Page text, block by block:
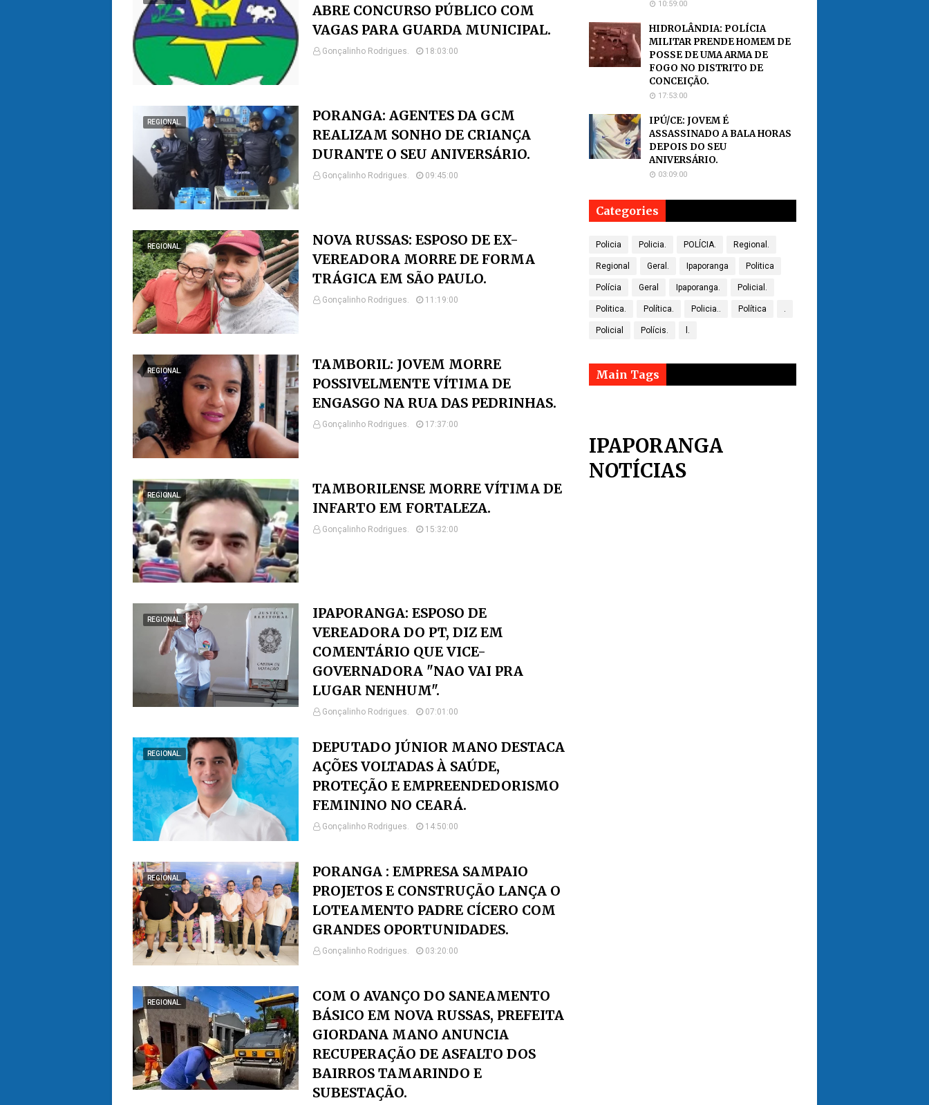
ABRE CONCURSO PÚBLICO COM
VAGAS PARA GUARDA MUNICIPAL.
Gonçalinho Rodrigues. 18:03:00
REGIONAL.
PORANGA: AGENTES DA GCM
REALIZAM SONHO DE CRIANÇA
DURANTE O SEU ANIVERSÁRIO.
Gonçalinho Rodrigues. 09:45:00
REGIONAL.
NOVA RUSSAS: ESPOSO DE EX-
VEREADORA MORRE DE FORMA
TRÁGICA EM SÃO PAULO.
Gonçalinho Rodrigues. 11:19:00
REGIONAL.
TAMBORIL: JOVEM MORRE
POSSIVELMENTE VÍTIMA DE
ENGASGO NA RUA DAS PEDRINHAS.
Gonçalinho Rodrigues. 17:37:00
REGIONAL.
TAMBORILENSE MORRE VÍTIMA DE
INFARTO EM FORTALEZA.
Gonçalinho Rodrigues. 15:32:00
REGIONAL.
IPAPORANGA: ESPOSO DE
VEREADORA DO PT, DIZ EM
COMENTÁRIO QUE VICE-
GOVERNADORA "NAO VAI PRA
LUGAR NENHUM".
Gonçalinho Rodrigues. 07:01:00
REGIONAL.
DEPUTADO JÚNIOR MANO DESTACA
AÇÕES VOLTADAS À SAÚDE,
PROTEÇÃO E EMPREENDEDORISMO
FEMININO NO CEARÁ.
Gonçalinho Rodrigues. 14:50:00
REGIONAL.
PORANGA : EMPRESA SAMPAIO
PROJETOS E CONSTRUÇÃO LANÇA O
LOTEAMENTO PADRE CÍCERO COM
GRANDES OPORTUNIDADES.
Gonçalinho Rodrigues. 03:20:00
REGIONAL.
COM O AVANÇO DO SANEAMENTO
BÁSICO EM NOVA RUSSAS, PREFEITA
GIORDANA MANO ANUNCIA
RECUPERAÇÃO DE ASFALTO DOS
BAIRROS TAMARINDO E
SUBESTAÇÃO.
10:59:00
HIDROLÂNDIA: POLÍCIA
MILITAR PRENDE HOMEM DE
POSSE DE UMA ARMA DE
FOGO NO DISTRITO DE
CONCEIÇÃO.
17:53:00
IPÚ/CE: JOVEM É
ASSASSINADO A BALA HORAS
DEPOIS DO SEU
ANIVERSÁRIO.
03:09:00
Categories
Policia Policia. POLÍCIA. Regional.
Regional Geral. Ipaporanga Politica
Polícia Geral Ipaporanga. Policial.
Politica. Política. Policia.. Política .
Policial Polícis. l.
Main Tags
IPAPORANGA
NOTÍCIAS